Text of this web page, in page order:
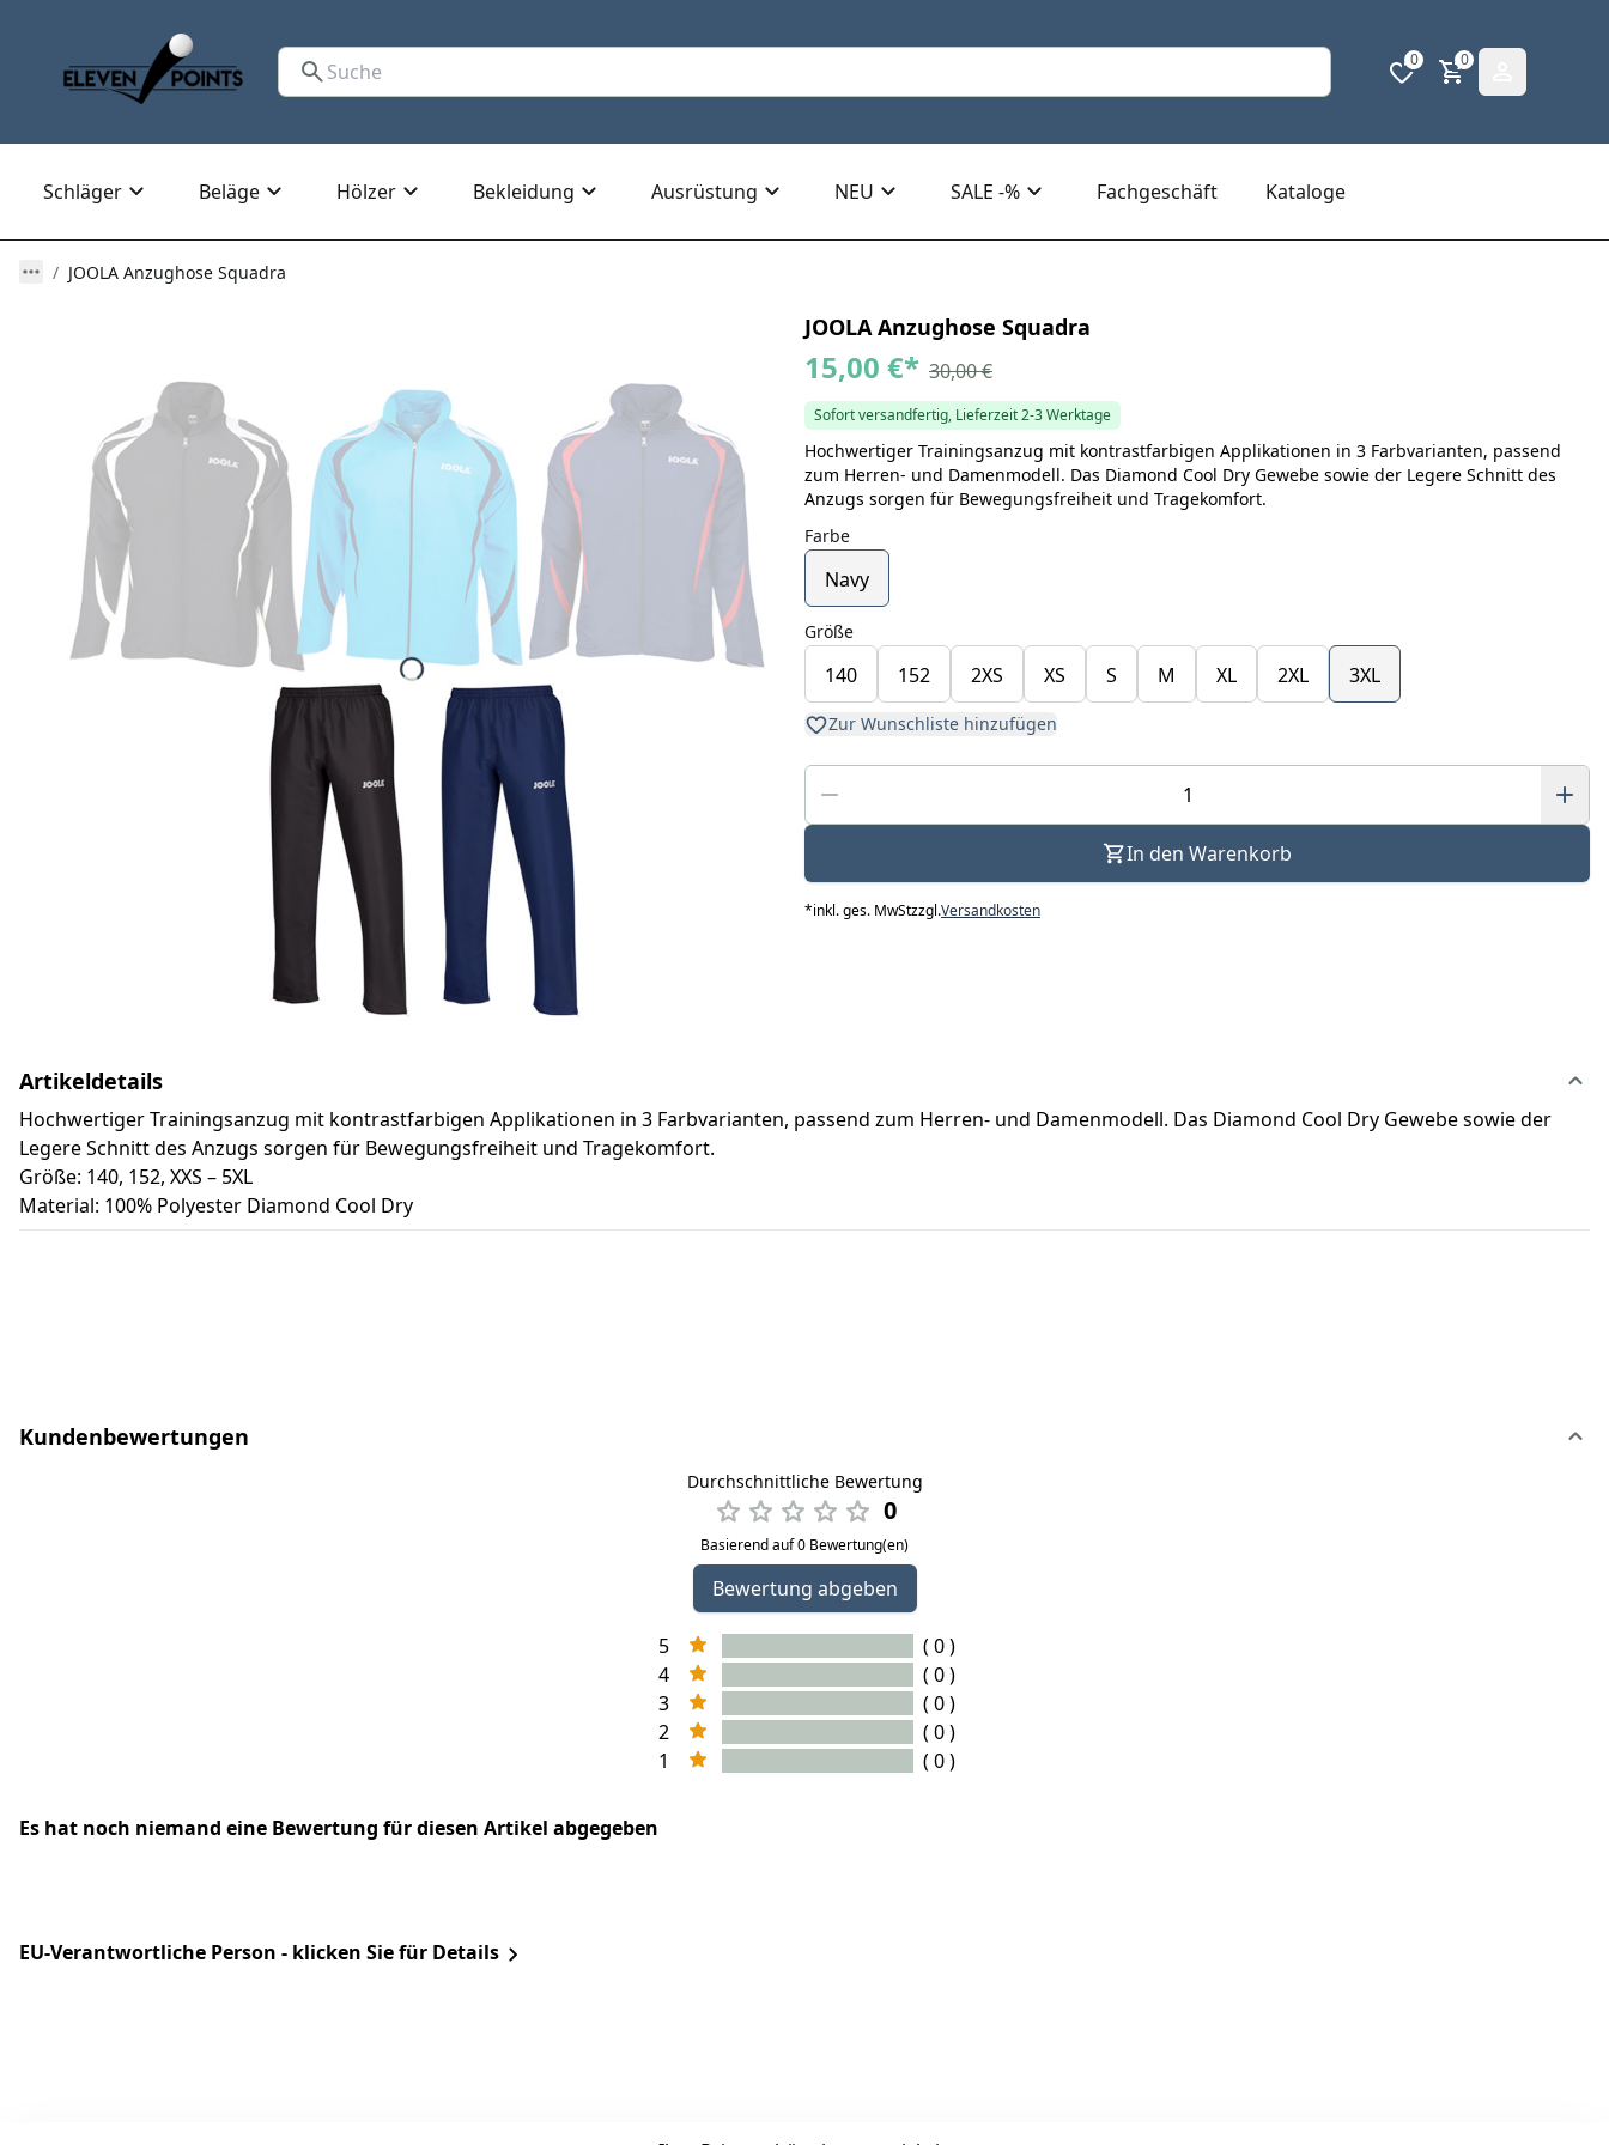
0 0
Schläger Beläge Hölzer Bekleidung Ausrüstung NEU SALE -% Fachgeschäft Kataloge
JOOLA Anzughose Squadra
JOOLA Anzughose Squadra
15,00 €* 30,00 €
Sofort versandfertig, Lieferzeit 2-3 Werktage
Hochwertiger Trainingsanzug mit kontrastfarbigen Applikationen in 3 Farbvarianten, passend
zum Herren- und Damenmodell. Das Diamond Cool Dry Gewebe sowie der Legere Schnitt des
Anzugs sorgen für Bewegungsfreiheit und Tragekomfort.
Farbe
Navy
Größe
140 152 2XS XS S M XL 2XL 3XL
Zur Wunschliste hinzufügen
In den Warenkorb
*inkl. ges. MwStzzgl.Versandkosten
Artikeldetails
Hochwertiger Trainingsanzug mit kontrastfarbigen Applikationen in 3 Farbvarianten, passend zum Herren- und Damenmodell. Das Diamond Cool Dry Gewebe sowie der
Legere Schnitt des Anzugs sorgen für Bewegungsfreiheit und Tragekomfort.
Größe: 140, 152, XXS – 5XL
Material: 100% Polyester Diamond Cool Dry
Kundenbewertungen
Durchschnittliche Bewertung
0
Basierend auf 0 Bewertung(en)
Bewertung abgeben
5
( 0 )
4
( 0 )
3
( 0 )
2
( 0 )
1
( 0 )
Es hat noch niemand eine Bewertung für diesen Artikel abgegeben
EU-Verantwortliche Person - klicken Sie für Details